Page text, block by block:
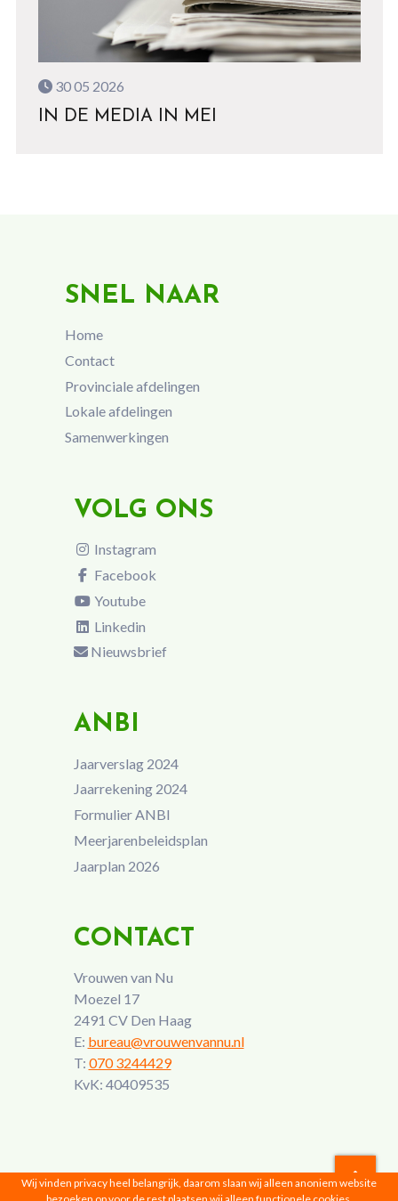
30 05 2026
IN DE MEDIA IN MEI
SNEL NAAR
Home
Contact
Provinciale afdelingen
Lokale afdelingen
Samenwerkingen
VOLG ONS
Instagram
Facebook
Youtube
Linkedin
Nieuwsbrief
ANBI
Jaarverslag 2024
Jaarrekening 2024
Formulier ANBI
Meerjarenbeleidsplan
Jaarplan 2026
CONTACT
Vrouwen van Nu
Moezel 17
2491 CV Den Haag
E: bureau@vrouwenvannu.nl
T: 070 3244429
KvK: 40409535
Wij vinden privacy heel belangrijk, daarom slaan wij alleen anoniem website